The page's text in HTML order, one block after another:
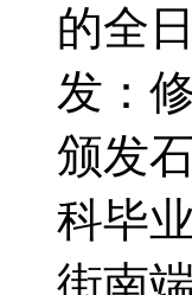
的全
发：
颁发
科毕
街南